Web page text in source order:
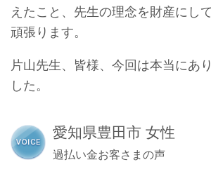
えたこと、先生の理念を財産にし
頑張ります。
片山先生、皆様、今回は本当にあ
した。
愛知県豊田市 女性
過払い金お客さまの声